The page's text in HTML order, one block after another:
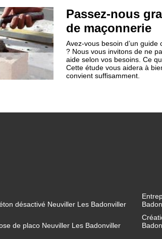
Passez-nous
de maçonnerie
Avez-vous besoin d’un
? Nous vous invitons de ne
aide selon vos besoins. Ce
Cette étude vous aidera à
convient suffisamment.
désactivé Neuviller Les Badonviller
de placo Neuviller Les Badonviller